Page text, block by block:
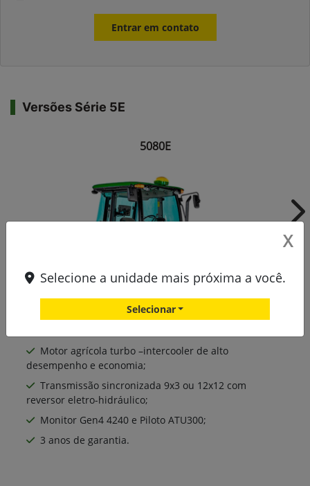
Entrar em contato
Versões Série 5E
5080E
Motor agrícola turbo –intercooler de alto
desempenho e economia;
Transmissão sincronizada 9x3 ou 12x12 com
reversor eletro-hidráulico;
Monitor Gen4 4240 e Piloto ATU300;
3 anos de garantia.
X
Selecione a unidade mais próxima a você.
Selecionar